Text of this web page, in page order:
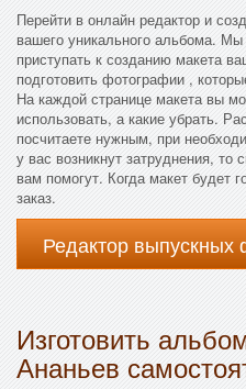
Перейти в онлайн редактор и
вашего уникального альбома.
приступать к созданию макета
подготовить фотографии ,
На каждой странице макета вы
использовать, а какие убрать.
посчитаете нужным, при
у вас возникнут затруднения,
вам помогут. Когда макет будет
заказ.
Редактор
Изготовить
Ананьев